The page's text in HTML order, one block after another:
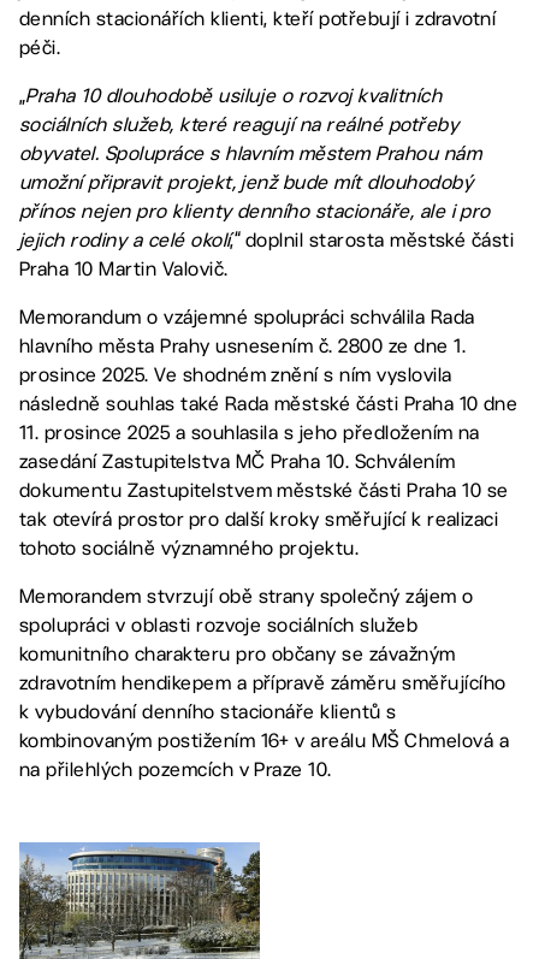
denních stacionářích klienti, kteří potřebují i zdravotní
péči.
„Praha 10 dlouhodobě usiluje o rozvoj kvalitních
sociálních služeb, které reagují na reálné potřeby
obyvatel. Spolupráce s hlavním městem Prahou nám
umožní připravit projekt, jenž bude mít dlouhodobý
přínos nejen pro klienty denního stacionáře, ale i pro
jejich rodiny a celé okolí,“ doplnil starosta městské části
Praha 10 Martin Valovič.
Memorandum o vzájemné spolupráci schválila Rada
hlavního města Prahy usnesením č. 2800 ze dne 1.
prosince 2025. Ve shodném znění s ním vyslovila
následně souhlas také Rada městské části Praha 10 dne
11. prosince 2025 a souhlasila s jeho předložením na
zasedání Zastupitelstva MČ Praha 10. Schválením
dokumentu Zastupitelstvem městské části Praha 10 se
tak otevírá prostor pro další kroky směřující k realizaci
tohoto sociálně významného projektu.
Memorandem stvrzují obě strany společný zájem o
spolupráci v oblasti rozvoje sociálních služeb
komunitního charakteru pro občany se závažným
zdravotním hendikepem a přípravě záměru směřujícího
k vybudování denního stacionáře klientů s
kombinovaným postižením 16+ v areálu MŠ Chmelová a
na přilehlých pozemcích v Praze 10.